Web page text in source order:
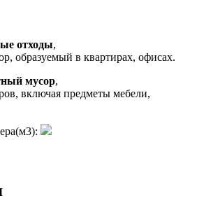
отходы,
образуемый в квартирах, офисах.
мусор,
включая предметы мебели,